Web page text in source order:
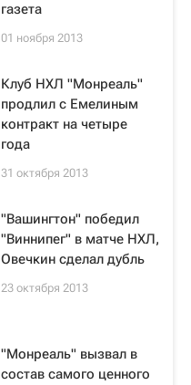
газета
01 ноября 2013
Клуб НХЛ "Монреаль"
продлил с Емелиным
контракт на четыре
года
31 октября 2013
"Вашингтон" победил
"Виннипег" в матче НХЛ,
Овечкин сделал дубль
23 октября 2013
"Монреаль" вызвал в
состав самого ценного